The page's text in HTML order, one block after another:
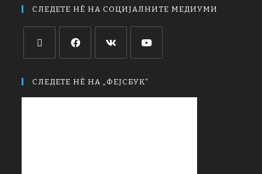
СЛЕДЕТЕ НЀ НА СОЦИЈАЛНИТЕ МЕДИУМИ
СЛЕДЕТЕ НЀ НА „ФЕЈСБУК“